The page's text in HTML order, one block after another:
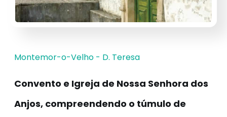
Montemor-o-Velho - D. Teresa
Convento e Igreja de Nossa Senhora dos
Anjos, compreendendo o túmulo de